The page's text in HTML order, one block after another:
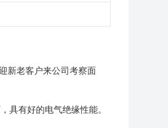
新老客户来公司考察面
具有好的电气绝缘性能。